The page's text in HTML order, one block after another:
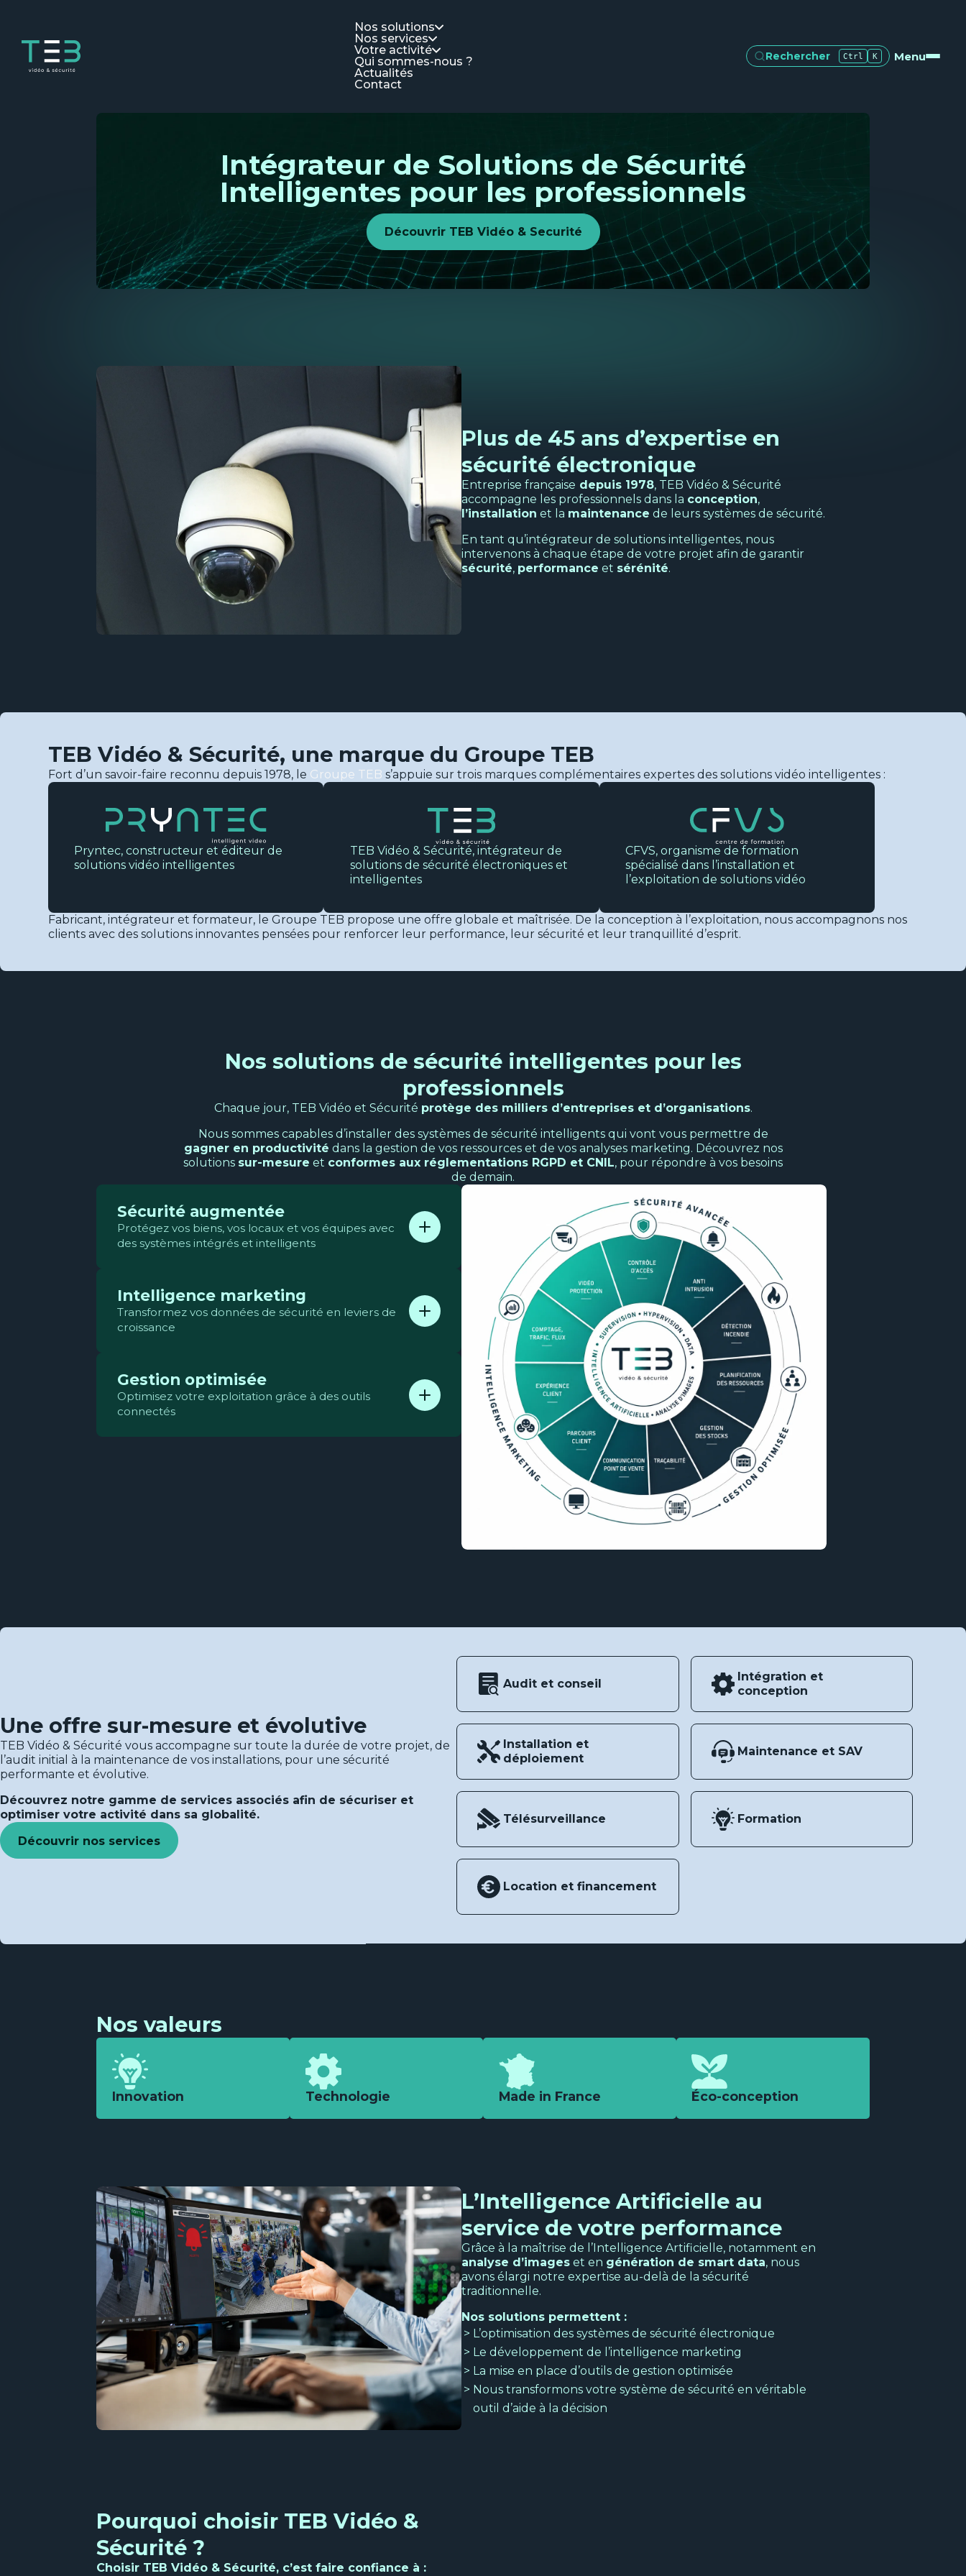
Nos solutions
Nos services
Votre activité
Qui sommes-nous ?
Actualités
Contact
Rechercher Ctrl K Menu
Intégrateur de Solutions de Sécurité
Intelligentes pour les professionnels
Découvrir TEB Vidéo & Securité
Plus de 45 ans d’expertise en
sécurité électronique
Entreprise française depuis 1978, TEB Vidéo & Sécurité
accompagne les professionnels dans la conception,
l’installation et la maintenance de leurs systèmes de sécurité.
En tant qu’intégrateur de solutions intelligentes, nous
intervenons à chaque étape de votre projet afin de garantir
sécurité, performance et sérénité.
TEB Vidéo & Sécurité, une marque du Groupe TEB
Fort d’un savoir-faire reconnu depuis 1978, le Groupe TEB s’appuie sur trois marques complémentaires expertes des solutions vidéo intelligentes :
Pryntec, constructeur et éditeur de
solutions vidéo intelligentes
TEB Vidéo & Sécurité, intégrateur de
solutions de sécurité électroniques et
intelligentes
CFVS, organisme de formation
spécialisé dans l’installation et
l’exploitation de solutions vidéo
Fabricant, intégrateur et formateur, le Groupe TEB propose une offre globale et maîtrisée. De la conception à l’exploitation, nous accompagnons nos
clients avec des solutions innovantes pensées pour renforcer leur performance, leur sécurité et leur tranquillité d’esprit.
Nos solutions de sécurité intelligentes pour les
professionnels
Chaque jour, TEB Vidéo et Sécurité protège des milliers d’entreprises et d’organisations.
Nous sommes capables d’installer des systèmes de sécurité intelligents qui vont vous permettre de
gagner en productivité dans la gestion de vos ressources et de vos analyses marketing. Découvrez nos
solutions sur-mesure et conformes aux réglementations RGPD et CNIL, pour répondre à vos besoins
de demain.
Sécurité augmentée
Protégez vos biens, vos locaux et vos équipes avec
des systèmes intégrés et intelligents
Intelligence marketing
Transformez vos données de sécurité en leviers de
croissance
Gestion optimisée
Optimisez votre exploitation grâce à des outils
connectés
Une offre sur-mesure et évolutive
TEB Vidéo & Sécurité vous accompagne sur toute la durée de votre projet, de
l’audit initial à la maintenance de vos installations, pour une sécurité
performante et évolutive.
Découvrez notre gamme de services associés afin de sécuriser et
optimiser votre activité dans sa globalité.
Découvrir nos services
Audit et conseil
Intégration et
conception
Installation et
déploiement
Maintenance et SAV
Télésurveillance Formation
Location et financement
Nos valeurs
Innovation Technologie Made in France Éco-conception
L’Intelligence Artificielle au
service de votre performance
Grâce à la maîtrise de l’Intelligence Artificielle, notamment en
analyse d’images et en génération de smart data, nous
avons élargi notre expertise au-delà de la sécurité
traditionnelle.
Nos solutions permettent :
L’optimisation des systèmes de sécurité électronique
Le développement de l’intelligence marketing
La mise en place d’outils de gestion optimisée
Nous transformons votre système de sécurité en véritable
outil d’aide à la décision
Pourquoi choisir TEB Vidéo &
Sécurité ?
Choisir TEB Vidéo & Sécurité, c’est faire confiance à :